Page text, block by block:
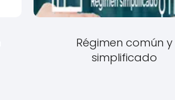
Régimen común y
simplificado